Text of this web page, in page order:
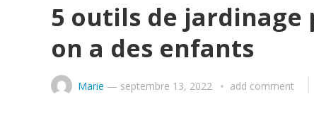
5 outils de jardinage
on a des enfants
Marie — septembre 13, 2022 add comment